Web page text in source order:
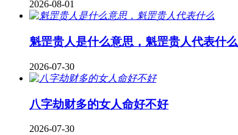
2026-08-01
魁罡贵人是什么意思，魁罡贵人代表什么
2026-07-30
八字劫财多的女人命好不好
2026-07-30